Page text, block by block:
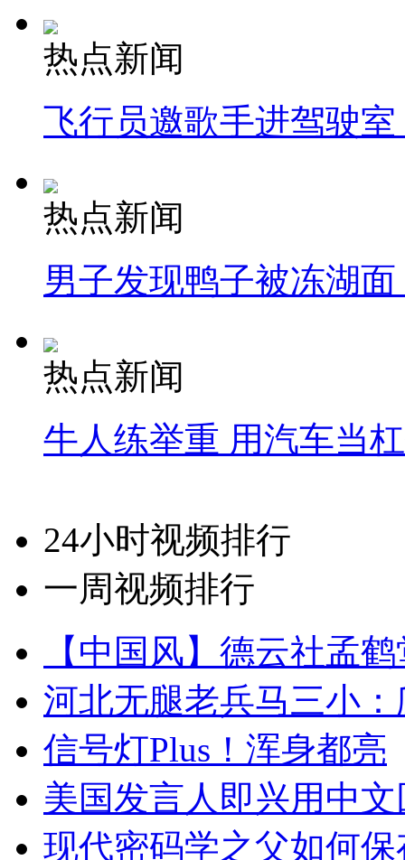
热点新闻
飞行员邀歌手进驾驶
热点新闻
男子发现鸭子被冻湖
热点新闻
牛人练举重 用汽车当
24小时视频排行
一周视频排行
【中国风】德云社孟
河北无腿老兵马三小
信号灯Plus！浑身都亮
美国发言人即兴用中
现代密码学之父如何